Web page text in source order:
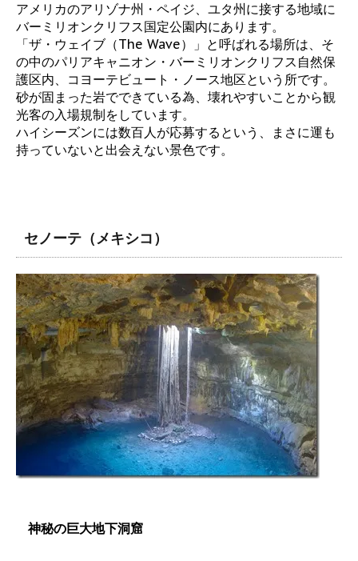
アメリカのアリゾナ州・ペイジ、ユタ州に接する地域に
バーミリオンクリフス国定公園内にあります。
「ザ・ウェイブ（The Wave）」と呼ばれる場所は、そ
の中のパリアキャニオン・バーミリオンクリフス自然保
護区内、コヨーテビュート・ノース地区という所です。
砂が固まった岩でできている為、壊れやすいことから観
光客の入場規制をしています。
ハイシーズンには数百人が応募するという、まさに運も
持っていないと出会えない景色です。
セノーテ（メキシコ）
神秘の巨大地下洞窟